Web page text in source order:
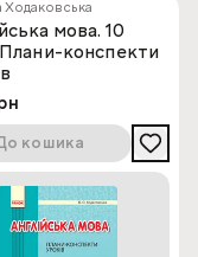
Ходаковська
мова. 10
Плани-конспекти
кошика